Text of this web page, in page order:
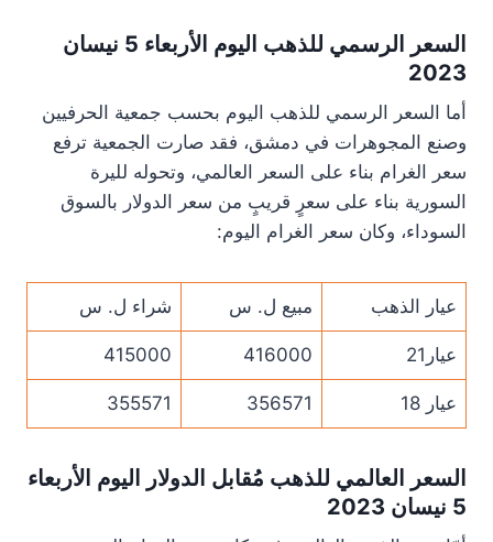
السعر الرسمي للذهب اليوم الأربعاء 5 نيسان
2023
أما السعر الرسمي للذهب اليوم بحسب جمعية الحرفيين
وصنع المجوهرات في دمشق، فقد صارت الجمعية ترفع
سعر الغرام بناء على السعر العالمي، وتحوله لليرة
السورية بناء على سعرٍ قريبٍ من سعر الدولار بالسوق
السوداء، وكان سعر الغرام اليوم:
عيار الذهب مبيع ل. س شراء ل. س
عيار21 416000
415000
عيار 18 356571
355571
السعر العالمي للذهب مُقابل الدولار اليوم الأربعاء
5 نيسان 2023